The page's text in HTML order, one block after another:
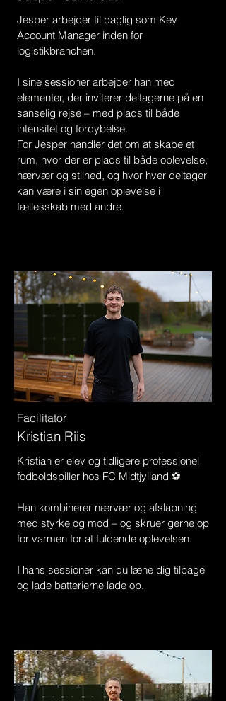
Jesper arbejder til daglig som Key
Account Manager inden for
logistikbranchen.
I sine sessioner arbejder han med
elementer, der inviterer deltagerne på en
sanselig rejse – med plads til både
intensitet og fordybelse.
For Jesper handler det om at skabe et
rum, hvor der er plads til både oplevelse,
nærvær og stilhed, og hvor hver deltager
kan være i sin egen oplevelse i
fællesskab med andre.
Facilitator
Kristian Riis
Kristian er elev og tidligere professionel
fodboldspiller hos FC Midtjylland ⚽
Han kombinerer nærvær og afslapning
med styrke og mod – og skruer gerne op
for varmen for at fuldende oplevelsen.
I hans sessioner kan du læne dig tilbage
og lade batterierne lade op.